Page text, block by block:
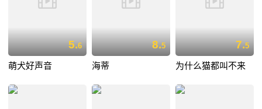
5.6
萌犬好声音
8.5
海蒂
7.5
为什么猫都叫不来